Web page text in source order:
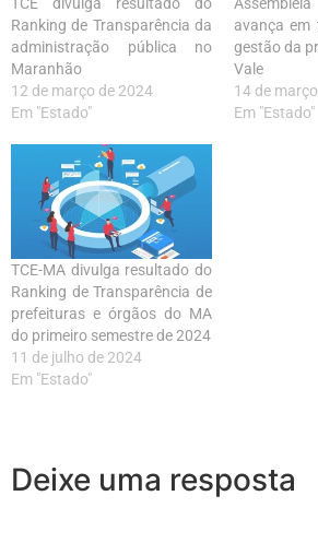
Ranking de Transparência da
administração pública no
Maranhão
12 de março de 2024
Em "Estado"
avança em
gestão da
Vale
14 de
Em "Estado"
TCE-MA divulga resultado do
Ranking de Transparência de
prefeituras e órgãos do MA
do primeiro semestre de 2024
11 de julho de 2024
Em "Estado"
Deixe uma resposta